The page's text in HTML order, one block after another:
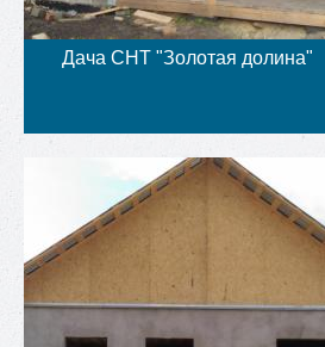
Дача СНТ "Золотая долина"